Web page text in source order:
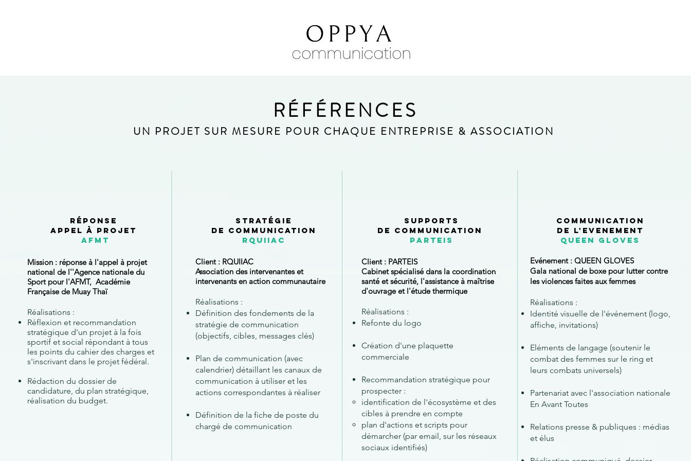
RÉFÉRENCES
UN PROJET SUR MESURE POUR CHAQUE ENTREPRISE & ASSOCIATION
Réponse
appel à projet
afmt
Mission : réponse à l'appel à projet
national de l''Agence nationale du
Sport pour l'AFMT, Académie
Française de Muay Thaï
Réalisations :
Réflexion et recommandation
stratégique d'un projet à la fois
sportif et social répondant à tous
les points du cahier des charges et
s'inscrivant dans le projet fédéral.
Rédaction du dossier de
candidature, du plan stratégique,
réalisation du budget.
STRATégie
de communication
rquiiac
Client : RQUIIAC
Association des intervenantes et
intervenants en action communautaire
Réalisations :
Définition des fondements de la
stratégie de communication
(objectifs, cibles, messages clés)
Plan de communication (avec
calendrier) détaillant les canaux de
communication à utiliser et les
actions correspondantes à réaliser
Définition de la fiche de poste du
chargé de communication
supports
de communication
parteis
Client : PARTEIS
Cabinet spécialisé dans la coordination
santé et sécurité, l'assistance à maîtrise
d'ouvrage et l'étude thermique
Réalisations :
Refonte du logo
Création d'une plaquette
commerciale
Recommandation stratégique pour
prospecter :
identification de l'écosystème et des
cibles à prendre en compte
plan d'actions et scripts pour
démarcher (par email, sur les réseaux
sociaux identifiés)
communication
de l'evenement
queen gloves
Evénement : QUEEN GLOVES
Gala national de boxe pour lutter contre
les violences faites aux femmes
Réalisations :
Identité visuelle de l'événement (logo,
affiche, invitations)
Eléments de langage (soutenir le
combat des femmes sur le ring et
leurs combats universels)
Partenariat avec l'association nationale
En Avant Toutes
Relations presse & publiques : médias
et élus